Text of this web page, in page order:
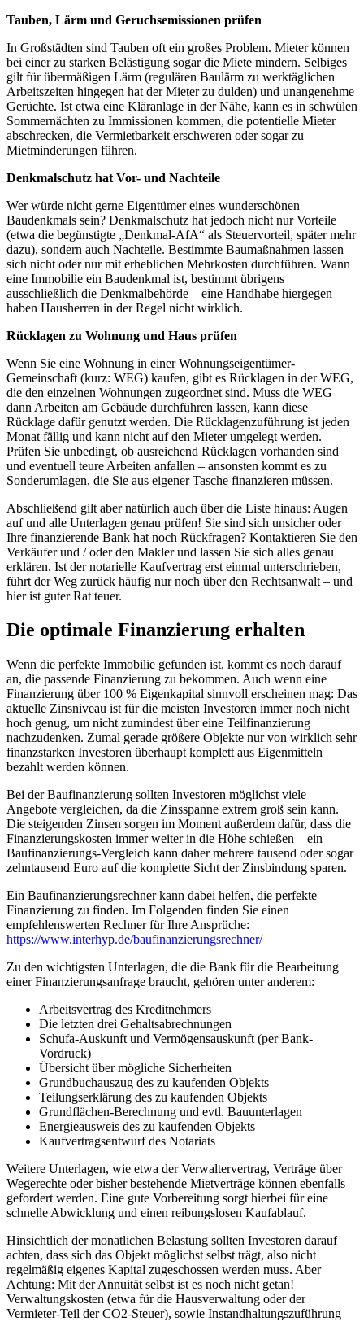
Tauben, Lärm und Geruchsemissionen prüfen
In Großstädten sind Tauben oft ein großes Problem. Mieter können
bei einer zu starken Belästigung sogar die Miete mindern. Selbiges
gilt für übermäßigen Lärm (regulären Baulärm zu werktäglichen
Arbeitszeiten hingegen hat der Mieter zu dulden) und unangenehme
Gerüchte. Ist etwa eine Kläranlage in der Nähe, kann es in schwülen
Sommernächten zu Immissionen kommen, die potentielle Mieter
abschrecken, die Vermietbarkeit erschweren oder sogar zu
Mietminderungen führen.
Denkmalschutz hat Vor- und Nachteile
Wer würde nicht gerne Eigentümer eines wunderschönen
Baudenkmals sein? Denkmalschutz hat jedoch nicht nur Vorteile
(etwa die begünstigte „Denkmal-AfA“ als Steuervorteil, später mehr
dazu), sondern auch Nachteile. Bestimmte Baumaßnahmen lassen
sich nicht oder nur mit erheblichen Mehrkosten durchführen. Wann
eine Immobilie ein Baudenkmal ist, bestimmt übrigens
ausschließlich die Denkmalbehörde – eine Handhabe hiergegen
haben Hausherren in der Regel nicht wirklich.
Rücklagen zu Wohnung und Haus prüfen
Wenn Sie eine Wohnung in einer Wohnungseigentümer-
Gemeinschaft (kurz: WEG) kaufen, gibt es Rücklagen in der WEG,
die den einzelnen Wohnungen zugeordnet sind. Muss die WEG
dann Arbeiten am Gebäude durchführen lassen, kann diese
Rücklage dafür genutzt werden. Die Rücklagenzuführung ist jeden
Monat fällig und kann nicht auf den Mieter umgelegt werden.
Prüfen Sie unbedingt, ob ausreichend Rücklagen vorhanden sind
und eventuell teure Arbeiten anfallen – ansonsten kommt es zu
Sonderumlagen, die Sie aus eigener Tasche finanzieren müssen.
Abschließend gilt aber natürlich auch über die Liste hinaus: Augen
auf und alle Unterlagen genau prüfen! Sie sind sich unsicher oder
Ihre finanzierende Bank hat noch Rückfragen? Kontaktieren Sie den
Verkäufer und / oder den Makler und lassen Sie sich alles genau
erklären. Ist der notarielle Kaufvertrag erst einmal unterschrieben,
führt der Weg zurück häufig nur noch über den Rechtsanwalt – und
hier ist guter Rat teuer.
Die optimale Finanzierung erhalten
Wenn die perfekte Immobilie gefunden ist, kommt es noch darauf
an, die passende Finanzierung zu bekommen. Auch wenn eine
Finanzierung über 100 % Eigenkapital sinnvoll erscheinen mag: Das
aktuelle Zinsniveau ist für die meisten Investoren immer noch nicht
hoch genug, um nicht zumindest über eine Teilfinanzierung
nachzudenken. Zumal gerade größere Objekte nur von wirklich sehr
finanzstarken Investoren überhaupt komplett aus Eigenmitteln
bezahlt werden können.
Bei der Baufinanzierung sollten Investoren möglichst viele
Angebote vergleichen, da die Zinsspanne extrem groß sein kann.
Die steigenden Zinsen sorgen im Moment außerdem dafür, dass die
Finanzierungskosten immer weiter in die Höhe schießen – ein
Baufinanzierungs-Vergleich kann daher mehrere tausend oder sogar
zehntausend Euro auf die komplette Sicht der Zinsbindung sparen.
Ein Baufinanzierungsrechner kann dabei helfen, die perfekte
Finanzierung zu finden. Im Folgenden finden Sie einen
empfehlenswerten Rechner für Ihre Ansprüche:
https://www.interhyp.de/baufinanzierungsrechner/
Zu den wichtigsten Unterlagen, die die Bank für die Bearbeitung
einer Finanzierungsanfrage braucht, gehören unter anderem:
Arbeitsvertrag des Kreditnehmers
Die letzten drei Gehaltsabrechnungen
Schufa-Auskunft und Vermögensauskunft (per Bank-
Vordruck)
Übersicht über mögliche Sicherheiten
Grundbuchauszug des zu kaufenden Objekts
Teilungserklärung des zu kaufenden Objekts
Grundflächen-Berechnung und evtl. Bauunterlagen
Energieausweis des zu kaufenden Objekts
Kaufvertragsentwurf des Notariats
Weitere Unterlagen, wie etwa der Verwaltervertrag, Verträge über
Wegerechte oder bisher bestehende Mietverträge können ebenfalls
gefordert werden. Eine gute Vorbereitung sorgt hierbei für eine
schnelle Abwicklung und einen reibungslosen Kaufablauf.
Hinsichtlich der monatlichen Belastung sollten Investoren darauf
achten, dass sich das Objekt möglichst selbst trägt, also nicht
regelmäßig eigenes Kapital zugeschossen werden muss. Aber
Achtung: Mit der Annuität selbst ist es noch nicht getan!
Verwaltungskosten (etwa für die Hausverwaltung oder der
Vermieter-Teil der CO2-Steuer), sowie Instandhaltungszuführung